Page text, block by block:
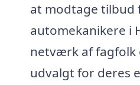
at modtage tilbud
automekanikere i
netværk af fagfolk
udvalgt for deres